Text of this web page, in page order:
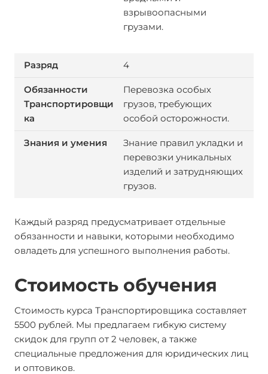
взрывоопасными
грузами.
4
Перевозка особых
грузов, требующих
особой осторожности.
Знание правил укладки и
перевозки уникальных
изделий и затрудняющих
грузов.
Каждый разряд предусматривает отдельные
обязанности и навыки, которыми необходимо
овладеть для успешного выполнения работы.
Стоимость обучения
Стоимость курса Транспортировщика составляет
5500 рублей. Мы предлагаем гибкую систему
скидок для групп от 2 человек, а также
специальные предложения для юридических лиц
и оптовиков.